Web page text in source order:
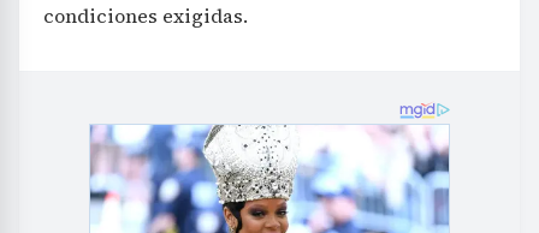
condiciones exigidas.